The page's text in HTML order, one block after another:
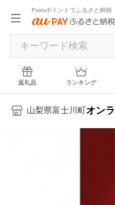
Pontaポイントでふるさと納税
返礼品 ランキング
山梨県富士川町 オン